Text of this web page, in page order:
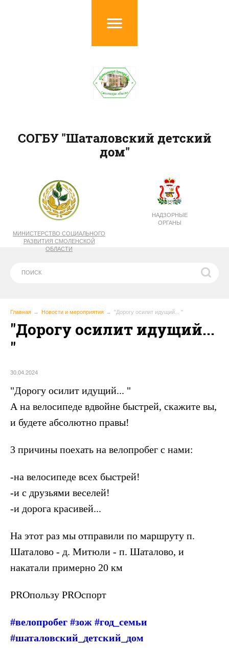
МИНИСТЕРСТВО СОЦИАЛЬНОГО
РАЗВИТИЯ СМОЛЕНСКОЙ
ОБЛАСТИ
НАДЗОРНЫЕ
ОРГАНЫ
СОГБУ "Шаталовский детский
дом"
Главная Новости и мероприятия "Дорогу осилит идущий... "
"Дорогу осилит идущий...
"
30.04.2024
"Дорогу осилит идущий... "
А на велосипеде вдвойне быстрей, скажите вы,
и будете абсолютно правы!
3 причины поехать на велопробег с нами:
-на велосипеде всех быстрей!
-и с друзьями веселей!
-и ️дорога красивей...
На этот раз мы отправили по маршруту п.
Шаталово - д. Митюли - п. Шаталово, и
накатали примерно 20 км
PROпользу PROспорт
#велопробег #зож #год_семьи
#шаталовский_детский_дом